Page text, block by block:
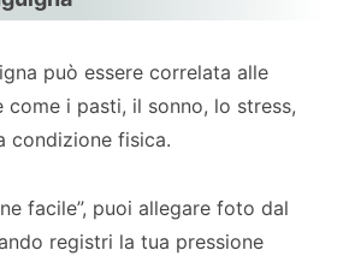
può essere correlata alle
i pasti, il sonno, lo stress,
condizione fisica.
facile”, puoi allegare foto dal
registri la tua pressione